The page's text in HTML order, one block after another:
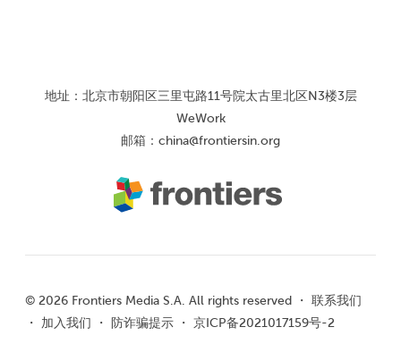
地址：北京市朝阳区三里屯路11号院太古里北区N3楼3层
WeWork
邮箱： china@frontiersin.org
© 2026 Frontiers Media S.A. All rights reserved ・ 联系我们
・ 加入我们 ・ 防诈骗提示 ・ 京ICP备2021017159号-2